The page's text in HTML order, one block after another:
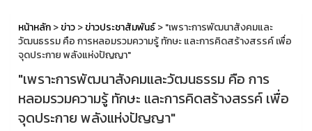
หน้าหลัก>ข่าว>ข่าวประชาสัมพันธ์> "เพราะการพัฒนาสังคมและ
วัฒนธรรม คือ การหลอมรวมความรู้ ทักษะ และการคิดสร้างสรรค์ เพื่อ
จุดประกาย พลังแห่งปัญญา"
"เพราะการพัฒนาสังคมและวัฒนธรรม คือ การ
หลอมรวมความรู้ ทักษะ และการคิดสร้างสรรค์ เพื่อ
จุดประกาย พลังแห่งปัญญา"